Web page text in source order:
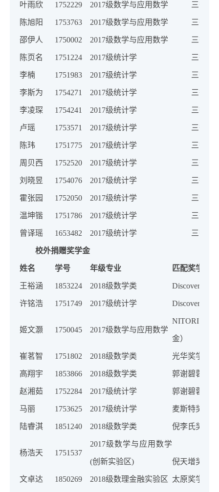
叶雨欣 1752229 2017级数学与应用数学 三等奖
陈旭阳 1753763 2017级数学与应用数学 三等奖
邵伊人 1750002 2017级数学与应用数学 三等奖
陈页名 1751224 2017级统计学 三等奖
李楠 1751983 2017级统计学 三等奖
李斯为 1754271 2017级统计学 三等奖
李凌琛 1754241 2017级统计学 三等奖
卢瑶 1753571 2017级统计学 三等奖
陈玮 1751775 2017级统计学 三等奖
周贝西 1752520 2017级统计学 三等奖
刘晓昱 1754076 2017级统计学 三等奖
霍张园 1752050 2017级统计学 三等奖
温坤锴 1751786 2017级统计学 三等奖
曾译瑶 1653482 2017级统计学 三等奖
校外捐赠奖学金
姓名 学号 年级专业 匹配奖学金
王裕涵 1853224 2018级数学类 Discover奖
许铭浩 1751749 2017级统计学 Discover奖
姬文灏 1750045 2017级数学与应用数学
NITORI国
金）
崔茗智 1751802 2018级数学类 光华奖学金
高翔宇 1853866 2018级数学类 郭谢碧蓉奖
赵湘茹 1752284 2017级统计学 郭谢碧蓉奖
马丽 1753625 2017级统计学 麦斯特奖学
陆睿淇 1851240 2018级数学类 倪李氏奖学
杨浩天 1751537
2017级数学与应用数学
(创新实验区) 倪天增奖学
文卓达 1850269 2018级数理金融实验区 太原奖学金